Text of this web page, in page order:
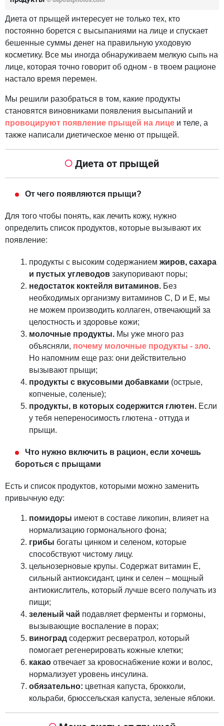
Диета от прыщей интересует не только тех, кто
постоянно борется с высыпаниями на лице и спускает
бешенные суммы денег на правильную уходовую
косметику. Все мы иногда обнаруживаем мелкую сыпь на
лице, которая точно говорит об одном - в твоем рационе
настало время перемен.
Мы решили разобраться в том, какие продукты
становятся виновниками появления высыпаний и
провоцируют появление прыщей на лице и теле, а
также написали диетическое меню от прыщей.
Диета от прыщей
От чего появляются прыщи?
Для того чтобы понять, как лечить кожу, нужно
определить список продуктов, которые вызывают их
появление:
продукты с высоким содержанием жиров, сахара
и пустых углеводов закупоривают поры;
недостаток коктейля витаминов. Без
необходимых организму витаминов С, D и Е, мы
не можем производить коллаген, отвечающий за
целостность и здоровье кожи;
молочные продукты. Мы уже много раз
объясняли, почему молочные продукты - зло.
Но напомним еще раз: они действительно
вызывают прыщи;
продукты с вкусовыми добавками (острые,
копченые, соленые);
продукты, в которых содержится глютен. Если
у тебя непереносимость глютена - оттуда и
прыщи.
Что нужно включить в рацион, если хочешь
бороться с прыщами
Есть и список продуктов, которыми можно заменить
привычную еду:
помидоры имеют в составе ликопин, влияет на
нормализацию гормонального фона;
грибы богаты цинком и селеном, которые
способствуют чистому лицу.
цельнозерновые крупы. Содержат витамин Е,
сильный антиоксидант, цинк и селен – мощный
антиокислитель, который лучше всего получать из
пищи;
зеленый чай подавляет ферменты и гормоны,
вызывающие воспаление в порах;
виноград содержит ресвератрол, который
помогает регенерировать кожные клетки;
какао отвечает за кровоснабжение кожи и волос,
нормализует уровень инсулина.
обязательно: цветная капуста, брокколи,
кольраби, брюссельская капуста, зеленые яблоки.